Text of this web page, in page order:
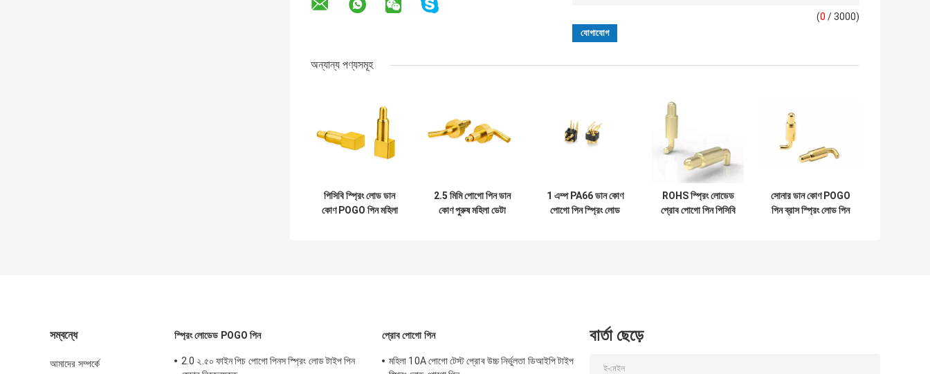
(0 / 3000)
অন্যান্য পণ্যসমূহ
পিসিবি স্প্রিং লোড ডান
কোণ POGO পিন মহিলা
2.5 মিমি পোগো পিন ডান
কোণ পুরুষ মহিলা ডেটা
1 এম্প PA66 ডান কোণ
পোগো পিন স্প্রিং লোড
ROHS স্প্রিং লোডেড
প্রোব পোগো পিন পিসিবি
সোনার ডান কোণ POGO
পিন ব্রাস স্প্রিং লোড পিন
সম্বন্ধে
আমাদের সম্পর্কে
স্প্রিং লোডেড POGO পিন
2.0 ২.৫০ ফাইন পিচ পোগো পিনস স্প্রিং লোড টাইপ পিন
প্রোব পোগো পিন
মহিলা 10A পোগো টেস্ট প্রোব উচ্চ নির্ভুলতা ডিআইপি টাইপ
বার্তা ছেড়ে